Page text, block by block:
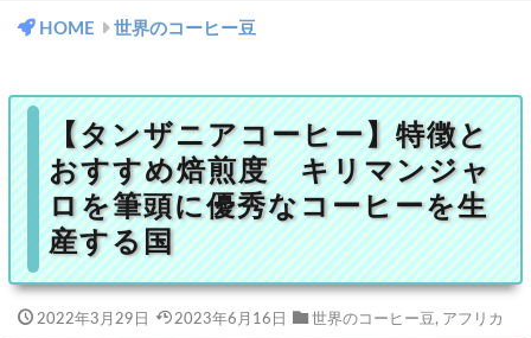
HOME 世界のコーヒー豆
【タンザニアコーヒー】特徴と
おすすめ焙煎度 キリマンジャ
ロを筆頭に優秀なコーヒーを生
産する国
2022年3月29日 2023年6月16日 世界のコーヒー豆, アフリカ